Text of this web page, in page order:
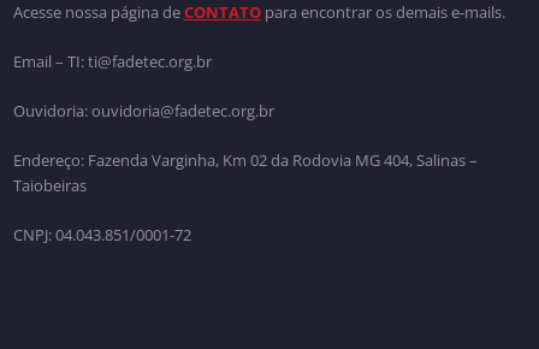
Acesse nossa página deCONTATO para encontrar os demais e-mails.
Email – TI: ti@fadetec.org.br
Ouvidoria: ouvidoria@fadetec.org.br
Endereço: Fazenda Varginha, Km 02 da Rodovia MG 404, Salinas –
Taiobeiras
CNPJ: 04.043.851/0001-72